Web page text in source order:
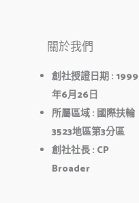
a
b
o
關於我們
創社授證日期: 1999
年6月26日
所屬區域: 國際扶輪
3523地區第3分區
創社社長: CP
Broader